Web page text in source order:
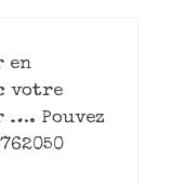
en
votre
…. Pouvez